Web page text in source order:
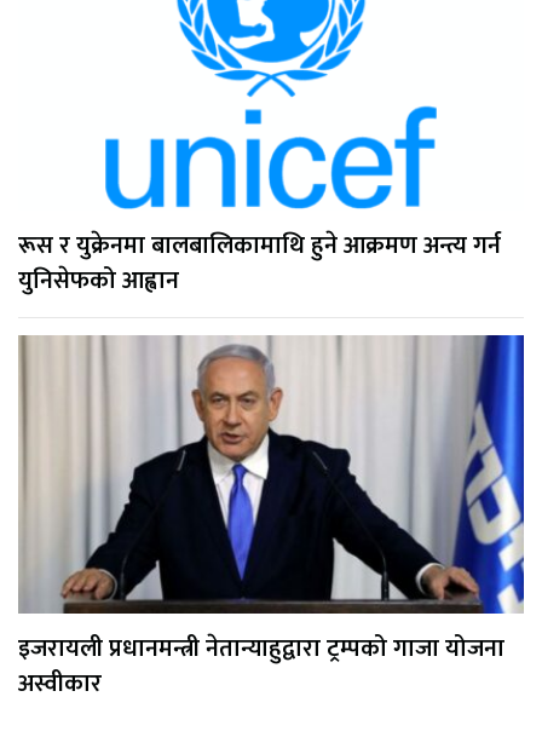
रूस र युक्रेनमा बालबालिकामाथि हुने आक्रमण अन्त्य गर्न
युनिसेफको आह्वान
इजरायली प्रधानमन्त्री नेतान्याहुद्वारा ट्रम्पको गाजा योजना
अस्वीकार